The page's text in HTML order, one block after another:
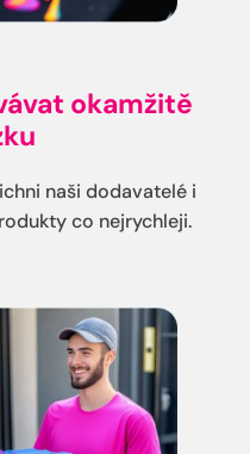
okamžitě
naši dodavatelé i
co nejrychleji.